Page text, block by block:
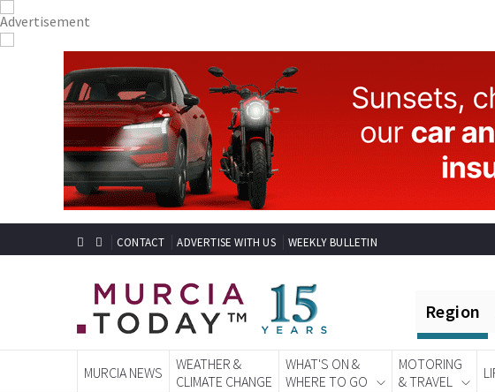
CONTACT ADVERTISE WITH US WEEKLY BULLETIN
Region
MURCIA NEWS
WEATHER &
CLIMATE CHANGE
WHAT'S ON &
WHERE TO GO
MOTORING
& TRAVEL